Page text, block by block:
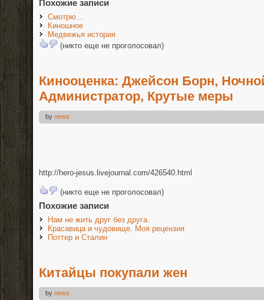
Похожие записи
Смотрю…
Киношное
Медвежья история
(никто еще не проголосовал)
Кинооценка: Джейсон Борн,
Администратор, Крутые меры
by news
http://hero-jesus.livejournal.com/426540.html
(никто еще не проголосовал)
Похожие записи
Нам не жить друг без друга.
Красавица и чудовище. Моя рецензия
Поттер и Сталин
Китайцы покупали жен
by news